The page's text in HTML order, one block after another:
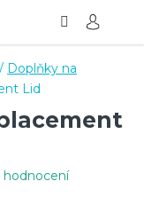
/ Doplňky na
Lid
hodnocení